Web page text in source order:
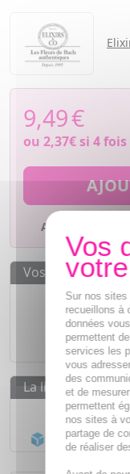
9,49€
ou 2,37€si 4
Ajouter à mes
Vos avantages
Des prix
Paiement
Paiement
La livraison
Livraison
Sur nos
recueillons à
données
permettent
services les
vous
des
et de
permettent
nos sites à
partage de
de réaliser